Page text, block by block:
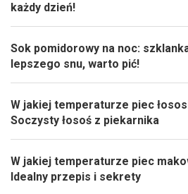
każdy dzień!
Sok pomidorowy na noc:
lepszego snu, warto pić!
W jakiej temperaturze piec
Soczysty łosoś z piekarnika
W jakiej temperaturze piec
Idealny przepis i sekrety